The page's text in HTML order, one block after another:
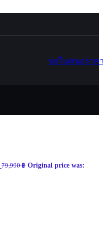
ขอใบเสนอราค
79,990฿ Original price was: